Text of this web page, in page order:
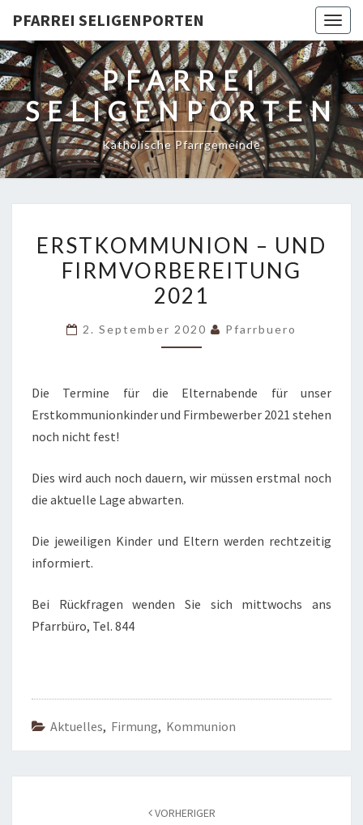
PFARREI SELIGENPORTEN
PFARREI
SELIGENPORTEN
Katholische Pfarrgemeinde
–
UND
FIRMVORBEREITUNG
ERSTKOMMUNION – UND
FIRMVORBEREITUNG
2021
2. September 2020 Pfarrbuero
Die Termine für die Elternabende für unser
Erstkommunionkinder und Firmbewerber 2021 stehen
noch nicht fest!
Dies wird auch noch dauern, wir müssen erstmal noch
die aktuelle Lage abwarten.
Die jeweiligen Kinder und Eltern werden rechtzeitig
informiert.
Bei Rückfragen wenden Sie sich mittwochs ans
Pfarrbüro, Tel. 844
Aktuelles, Firmung, Kommunion
VORHERIGER